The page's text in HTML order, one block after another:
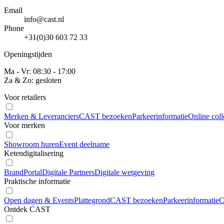
Email
info@cast.nl
Phone
+31(0)30 603 72 33
Openingstijden
Ma - Vr: 08:30 - 17:00
Za & Zo: gesloten
Voor retailers
Merken & LeveranciersCAST bezoekenParkeerinformatieOnline
Voor merken
Showroom hurenEvent deelname
Ketendigitalisering
BrandPortalDigitale PartnersDigitale wetgeving
Praktische informatie
Open dagen & EventsPlattegrondCAST bezoekenParkeerinformatie
Ontdek CAST